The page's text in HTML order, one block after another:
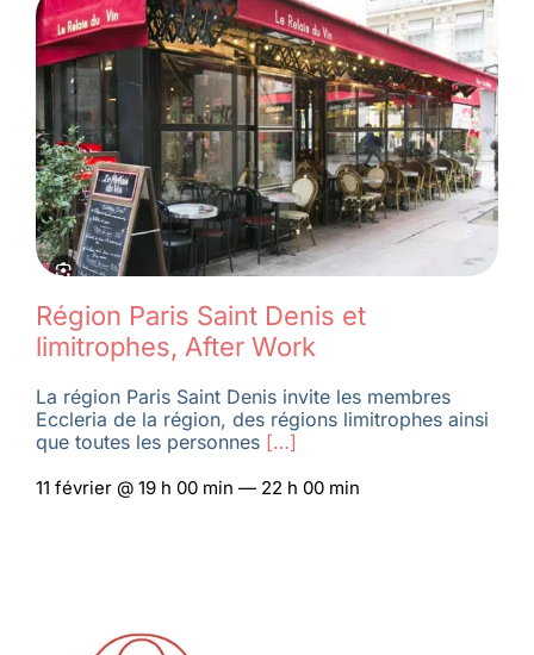
Région Paris Saint Denis et
limitrophes, After Work
La région Paris Saint Denis invite les membres
Eccleria de la région, des régions limitrophes ainsi
que toutes les personnes[…]
11 février @ 19 h 00 min — 22 h 00 min